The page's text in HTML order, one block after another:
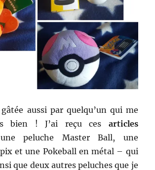
aussi par quelqu’un qui me
bien ! J’ai reçu ces articles
peluche Master Ball, une
et une Pokeball en métal – qui
que deux autres peluches que je